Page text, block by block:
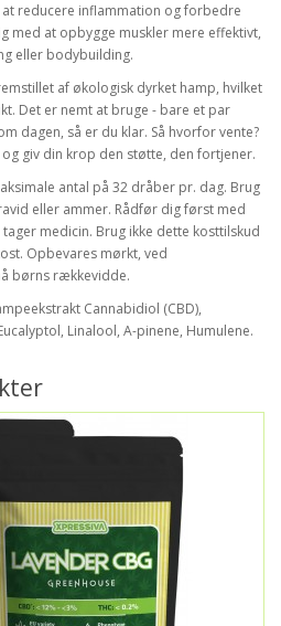
reducere inflammation og forbedre
med at opbygge muskler mere effektivt,
eller bodybuilding.
af økologisk dyrket hamp, hvilket
Det er nemt at bruge - bare et par
dagen, så er du klar. Så hvorfor vente?
og giv din krop den støtte, den fortjener.
antal på 32 dråber pr. dag. Brug
eller ammer. Rådfør dig først med
medicin. Brug ikke dette kosttilskud
Opbevares mørkt, ved
børns rækkevidde.
Cannabidiol (CBD),
Linalool, A-pinene, Humulene.